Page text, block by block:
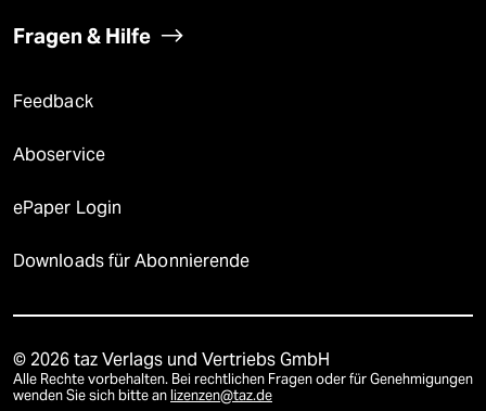
Fragen & Hilfe
Feedback
Aboservice
ePaper Login
Downloads für Abonnierende
© 2026 taz Verlags und Vertriebs GmbH
Alle Rechte vorbehalten. Bei rechtlichen Fragen oder für Genehmigungen
wenden Sie sich bitte an lizenzen@taz.de